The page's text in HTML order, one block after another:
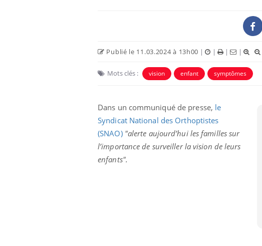
Publié le 11.03.2024 à 13h00 | | | |
Mots clés : vision enfant symptômes
Dans un communiqué de presse, le
Syndicat National des Orthoptistes
(SNAO) "alerte aujourd’hui les familles sur
l’importance de surveiller la vision de leurs
enfants".
Fatigue, irritabilité, brouillard mental ou
même alopécie… Les symptômes de la
carence en fer sont multiples ce qui la rend
osait en
En 2026,
reste entourée
patients